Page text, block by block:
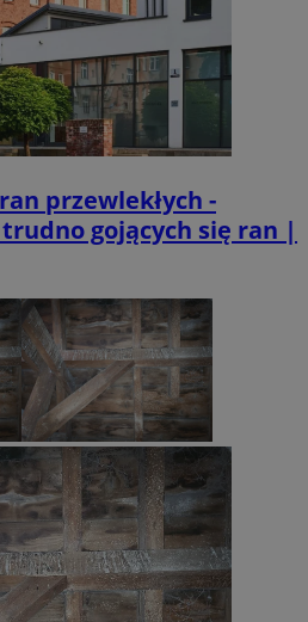
przewlekłych -
gojących się ran |